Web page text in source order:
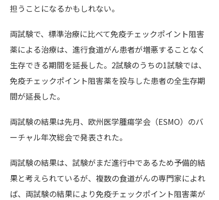
担うことになるかもしれない。
両試験で、標準治療に比べて免疫チェックポイント阻害
薬による治療は、進行食道がん患者が増悪することなく
生存できる期間を延長した。2試験のうちの1試験では、
免疫チェックポイント阻害薬を投与した患者の全生存期
間が延長した。
両試験の結果は先月、欧州医学腫瘍学会（ESMO）のバ
ーチャル年次総会で発表された。
両試験の結果は、試験がまだ進行中であるため予備的結
果と考えられているが、複数の食道がんの専門家によれ
ば、両試験の結果により免疫チェックポイント阻害薬が